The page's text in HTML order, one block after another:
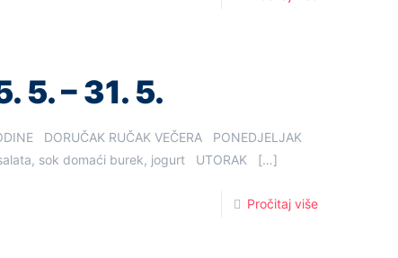
5. – 31. 5.
DORUČAK RUČAK VEČERA PONEDJELJAK
sok domaći burek, jogurt UTORAK
[…]
Pročitaj više